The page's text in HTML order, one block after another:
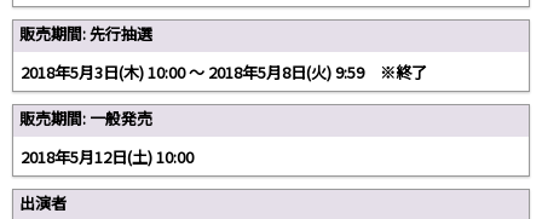
販売期間: 先行抽選
2018年5月3日(木) 10:00 ～ 2018年5月8日(火) 9:59 ※終了
販売期間: 一般発売
2018年5月12日(土) 10:00
出演者